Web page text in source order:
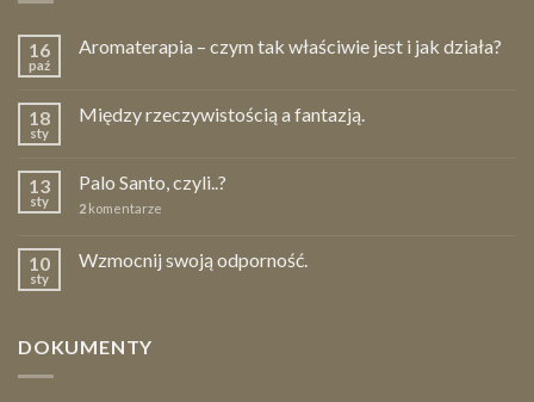
16
paź
Aromaterapia – czym tak właściwie jest i jak działa?
18
sty
Między rzeczywistością a fantazją.
13
sty
Palo Santo, czyli..?
2 komentarze
10
sty
Wzmocnij swoją odporność.
DOKUMENTY